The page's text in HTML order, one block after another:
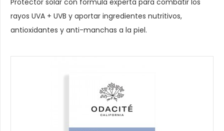
rayos UVA + UVB y aportar ingredientes nutritivos,
antioxidantes y anti-manchas a la piel.